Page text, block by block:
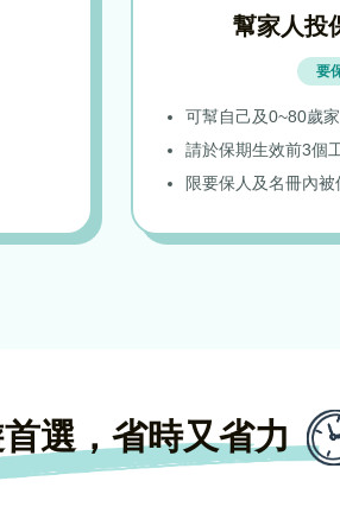
幫家人投
要
可幫自己及0~80歲
請於保期生效前3個
限要保人及名冊內
選，省時又省力